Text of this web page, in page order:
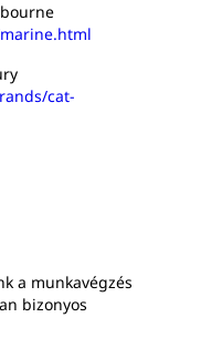
cat-
a munkavégzés
bizonyos